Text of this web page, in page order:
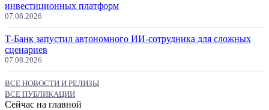
инвестиционных платформ
07.08.2026
Т-Банк запустил автономного ИИ-сотрудника для сложных
сценариев
07.08.2026
ВСЕ НОВОСТИ И РЕЛИЗЫ
ВСЕ ПУБЛИКАЦИИ
Сейчас на главной